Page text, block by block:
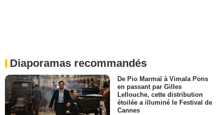
Diaporamas recommandés
De Pio Marmaï à Vimala Pons
en passant par Gilles
Lellouche, cette distribution
étoilée a illuminé le Festival de
Cannes